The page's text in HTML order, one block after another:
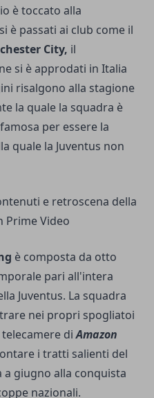
è toccato alla
è passati ai club come il
City, il
si è approdati in Italia
risalgono alla stagione
la quale la squadra è
per essere la
quale la Juventus non
e retroscena della
Prime Video
è composta da otto
pari all'intera
Juventus. La squadra
nei propri spogliatoi
diAmazon
i tratti salienti del
giugno alla conquista
nazionali.